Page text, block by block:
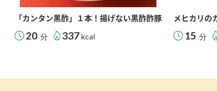
「カンタン黒酢」１本！揚げない黒酢酢豚
20 分 337 kcal
メヒカリの
15 分